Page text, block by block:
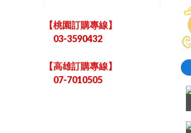
【桃園訂購專線】
03-3590432
【高雄訂購專線】
07-7010505